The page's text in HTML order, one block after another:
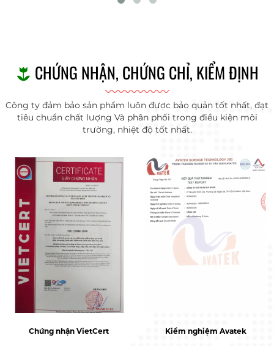
CHỨNG NHẬN, CHỨNG CHỈ, KIỂM ĐỊNH
Công ty đảm bảo sản phẩm luôn được bảo quản tốt nhất, đạt
tiêu chuẩn chất lượng Và phân phối trong điều kiện môi
trường, nhiệt độ tốt nhất.
Chứng nhận VietCert Kiểm nghiệm Avatek